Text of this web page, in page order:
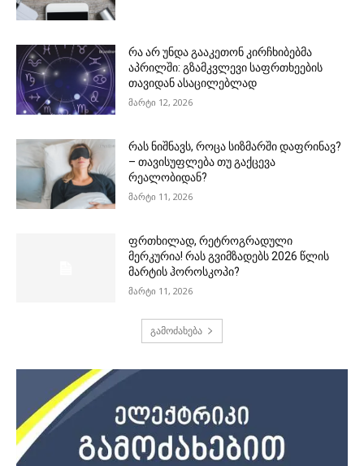
რა არ უნდა გააკეთონ კირჩხიბებმა
აპრილში: გზამკვლევი საფრთხეების
თავიდან ასაცილებლად
მარტი 12, 2026
რას ნიშნავს, როცა სიზმარში დაფრინავ?
– თავისუფლება თუ გაქცევა
რეალობიდან?
მარტი 11, 2026
ფრთხილად, რეტროგრადული
მერკურია! რას გვიმზადებს 2026 წლის
მარტის ჰოროსკოპი?
მარტი 11, 2026
გამოძახება